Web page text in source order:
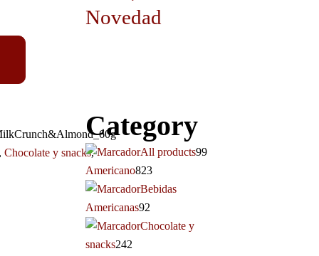
Chocolate y snacks,
Novedad
Category
All products99
Americano823
Bebidas
Americanas92
Chocolate y
snacks242